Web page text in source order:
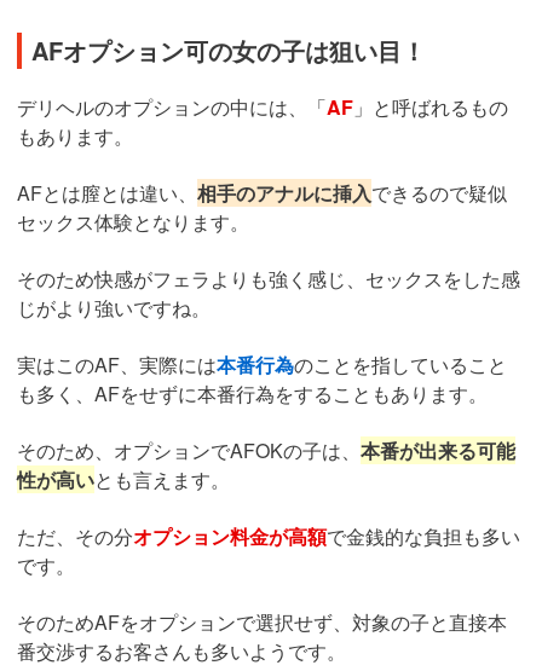
AFオプション可の女の子は狙い目！
デリヘルのオプションの中には、「AF 」と呼ばれるもの
もあります。
AFとは膣とは違い、 相手のアナルに挿入できるので疑似
セックス体験となります。
そのため快感がフェラよりも強く感じ、セックスをした感
じがより強いですね。
実はこのAF、実際には本番行為のことを指していること
も多く、AFをせずに本番行為をすることもあります。
そのため、オプションでAFOKの子は、 本番が出来る可能
性が高いとも言えます。
ただ、その分オプション料金が高額で金銭的な負担も多い
です。
そのためAFをオプションで選択せず、対象の子と直接本
番交渉するお客さんも多いようです。